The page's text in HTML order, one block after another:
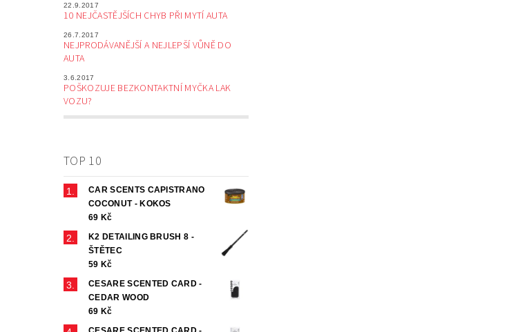
22.9.2017
10 NEJČASTĚJŠÍCH CHYB PŘI MYTÍ AUTA
26.7.2017
NEJPRODÁVANĚJŠÍ A NEJLEPŠÍ VŮNĚ DO
AUTA
3.6.2017
POŠKOZUJE BEZKONTAKTNÍ MYČKA LAK
VOZU?
TOP 10
CAR SCENTS CAPISTRANO
COCONUT - KOKOS
69 Kč
K2 DETAILING BRUSH 8 -
ŠTĚTEC
59 Kč
CESARE SCENTED CARD -
CEDAR WOOD
69 Kč